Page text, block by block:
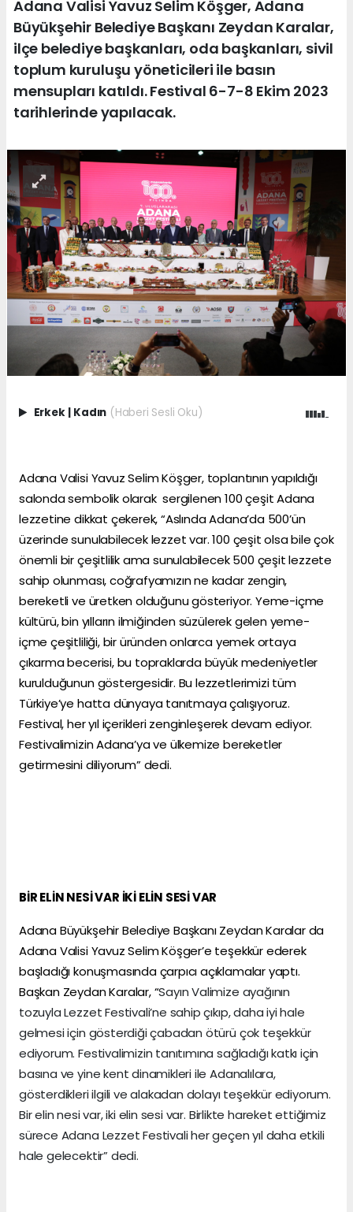
Adana Valisi Yavuz Selim Köşger, Adana
Büyükşehir Belediye Başkanı Zeydan Karalar,
ilçe belediye başkanları, oda başkanları, sivil
toplum kuruluşu yöneticileri ile basın
mensupları katıldı. Festival 6-7-8 Ekim 2023
tarihlerinde yapılacak.
Erkek | Kadın (Haberi Sesli Oku)
Adana Valisi Yavuz Selim Köşger, toplantının yapıldığı
salonda sembolik olarak sergilenen 100 çeşit Adana
lezzetine dikkat çekerek, “Aslında Adana’da 500’ün
üzerinde sunulabilecek lezzet var. 100 çeşit olsa bile çok
önemli bir çeşitlilik ama sunulabilecek 500 çeşit lezzete
sahip olunması, coğrafyamızın ne kadar zengin,
bereketli ve üretken olduğunu gösteriyor. Yeme-içme
kültürü, bin yılların ilmiğinden süzülerek gelen yeme-
içme çeşitliliği, bir üründen onlarca yemek ortaya
çıkarma becerisi, bu topraklarda büyük medeniyetler
kurulduğunun göstergesidir. Bu lezzetlerimizi tüm
Türkiye’ye hatta dünyaya tanıtmaya çalışıyoruz.
Festival, her yıl içerikleri zenginleşerek devam ediyor.
Festivalimizin Adana’ya ve ülkemize bereketler
getirmesini diliyorum” dedi.
BİR ELİN NESİ VAR İKİ ELİN SESİ VAR
Adana Büyükşehir Belediye Başkanı Zeydan Karalar da
Adana Valisi Yavuz Selim Köşger’e teşekkür ederek
başladığı konuşmasında çarpıcı açıklamalar yaptı.
Başkan Zeydan Karalar, “Sayın Valimize ayağının
tozuyla Lezzet Festivali’ne sahip çıkıp, daha iyi hale
gelmesi için gösterdiği çabadan ötürü çok teşekkür
ediyorum. Festivalimizin tanıtımına sağladığı katkı için
basına ve yine kent dinamikleri ile Adanalılara,
gösterdikleri ilgili ve alakadan dolayı teşekkür ediyorum.
Bir elin nesi var, iki elin sesi var. Birlikte hareket ettiğimiz
sürece Adana Lezzet Festivali her geçen yıl daha etkili
hale gelecektir” dedi.